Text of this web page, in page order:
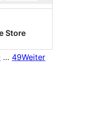
Store
… 49Weiter